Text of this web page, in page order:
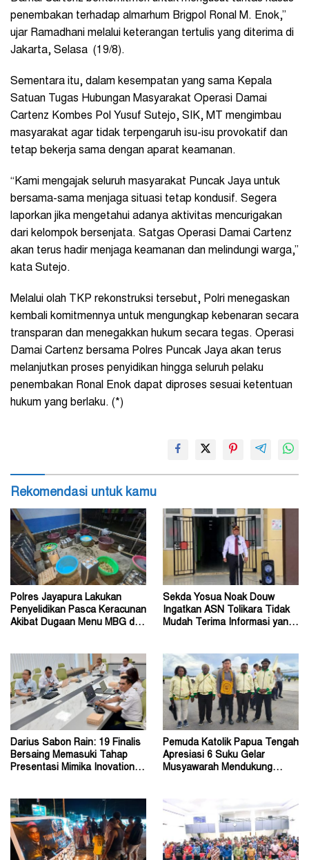
penembakan terhadap almarhum Brigpol Ronal M. Enok,”
ujar Ramadhani melalui keterangan tertulis yang diterima di
Jakarta, Selasa (19/8).
Sementara itu, dalam kesempatan yang sama Kepala
Satuan Tugas Hubungan Masyarakat Operasi Damai
Cartenz Kombes Pol Yusuf Sutejo, SIK, MT mengimbau
masyarakat agar tidak terpengaruh isu-isu provokatif dan
tetap bekerja sama dengan aparat keamanan.
“Kami mengajak seluruh masyarakat Puncak Jaya untuk
bersama-sama menjaga situasi tetap kondusif. Segera
laporkan jika mengetahui adanya aktivitas mencurigakan
dari kelompok bersenjata. Satgas Operasi Damai Cartenz
akan terus hadir menjaga keamanan dan melindungi warga,”
kata Sutejo.
Melalui olah TKP rekonstruksi tersebut, Polri menegaskan
kembali komitmennya untuk mengungkap kebenaran secara
transparan dan menegakkan hukum secara tegas. Operasi
Damai Cartenz bersama Polres Puncak Jaya akan terus
melanjutkan proses penyidikan hingga seluruh pelaku
penembakan Ronal Enok dapat diproses sesuai ketentuan
hukum yang berlaku. (*)
Rekomendasi untuk kamu
Polres Jayapura Lakukan
Penyelidikan Pasca Keracunan
Akibat Dugaan Menu MBG di
Sekda Yosua Noak Douw
Ingatkan ASN Tolikara Tidak
Mudah Terima Informasi yang
Darius Sabon Rain: 19 Finalis
Bersaing Memasuki Tahap
Presentasi Mimika Inovation
Pemuda Katolik Papua Tengah
Apresiasi 6 Suku Gelar
Musyawarah Mendukung